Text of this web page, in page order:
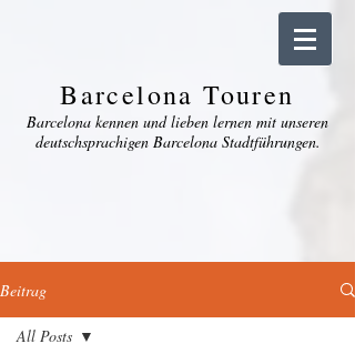
Barcelona Touren
Barcelona kennen und lieben lernen mit unseren
deutschsprachigen Barcelona Stadtführungen.
Beitrag
All Posts